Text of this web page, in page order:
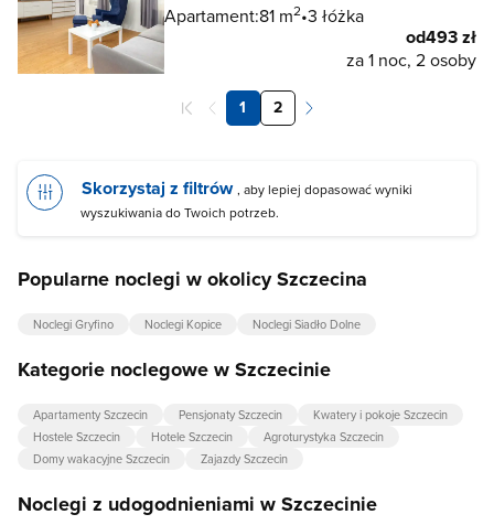
Apartament:81 m2 3 łóżka
od493 zł
za 1 noc, 2 osoby
1 2
Skorzystaj z filtrów , aby lepiej dopasować wyniki
wyszukiwania do Twoich potrzeb.
Popularne noclegi w okolicy Szczecina
Noclegi Gryfino Noclegi Kopice Noclegi Siadło Dolne
Kategorie noclegowe w Szczecinie
Apartamenty Szczecin Pensjonaty Szczecin
Kwatery i pokoje Szczecin
Hostele Szczecin
Hotele Szczecin
Agroturystyka Szczecin
Domy wakacyjne Szczecin
Zajazdy Szczecin
Noclegi z udogodnieniami w Szczecinie